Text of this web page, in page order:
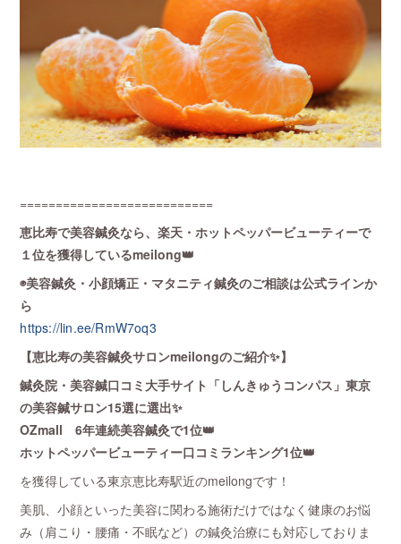
===========================
恵比寿で美容鍼灸なら、楽天・ホットペッパービューティーで
１位を獲得しているmeilong👑
◉美容鍼灸・小顔矯正・マタニティ鍼灸のご相談は公式ラインか
ら
https://lin.ee/RmW7oq3
【恵比寿の美容鍼灸サロンmeilongのご紹介✨】
鍼灸院・美容鍼口コミ大手サイト「しんきゅうコンパス」東京
の美容鍼サロン15選に選出✨
OZmall 6年連続美容鍼灸で1位👑
ホットペッパービューティー口コミランキング1位👑
を獲得している東京恵比寿駅近のmeilongです！
美肌、小顔といった美容に関わる施術だけではなく健康のお悩
み（肩こり・腰痛・不眠など）の鍼灸治療にも対応しておりま